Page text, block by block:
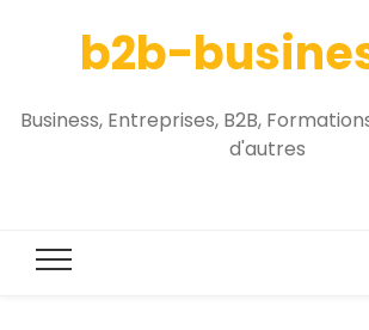
b2b-
Business, Entreprises, B2B,
d'autres